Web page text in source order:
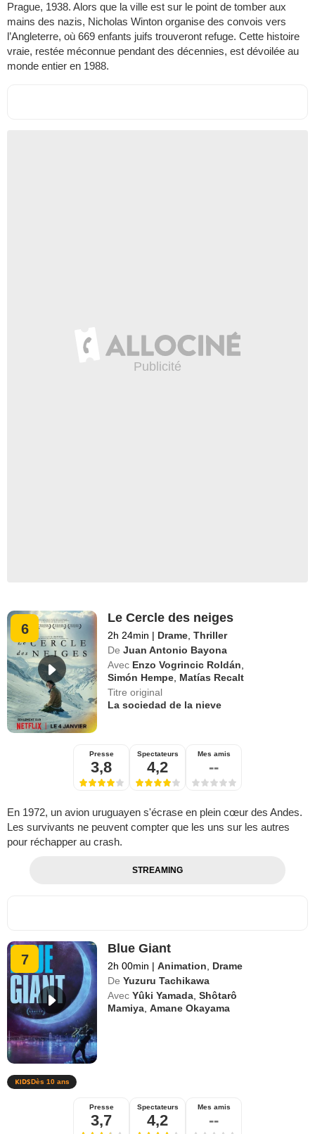
Prague, 1938. Alors que la ville est sur le point de tomber aux
mains des nazis, Nicholas Winton organise des convois vers
l’Angleterre, où 669 enfants juifs trouveront refuge. Cette histoire
vraie, restée méconnue pendant des décennies, est dévoilée au
monde entier en 1988.
6
Le Cercle des neiges
2h 24min | Drame ,Thriller
De Juan Antonio Bayona
Avec Enzo Vogrincic Roldán
Simón Hempe Matías Recalt
Titre original
La sociedad de la nieve
Presse
3,8
Spectateurs
4,2
Mes amis
--
En 1972, un avion uruguayen s'écrase en plein cœur des Andes.
Les survivants ne peuvent compter que les uns sur les autres
pour réchapper au crash.
STREAMING
7
Blue Giant
2h 00min | Animation
Drame
De Yuzuru Tachikawa
Avec Yûki Yamada ,Shôtarô
Mamiya ,Amane Okayama
Dès 10 ans
Presse
3,7
Spectateurs
4,2
Mes amis
--